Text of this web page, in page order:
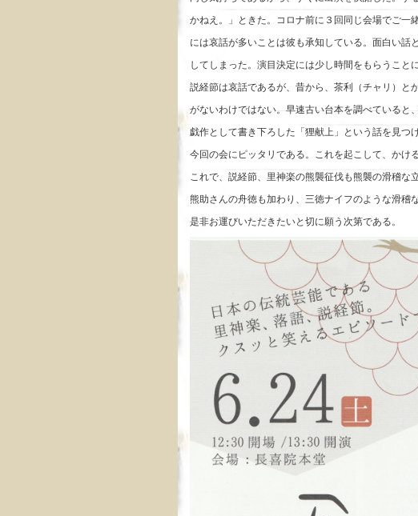
かねえ。」ときた。コロナ前に３回同じ会場でご一
には哀話が多いことは彼も承知している。面白い話
してしまった。演目決定には少し時間をもらうことに
説経節は哀話であるが、昔から、茶利（チャリ）と
がないわけではない。早速古い台本を調べていると
戯作として書き下ろした「狸献上」という話を見つ
今回の会にピッタリである。これを起こして、かけ
これで、説経節、里神楽の熊襲征伐も熊襲の滑稽な
熊助さんの舟徳も加わり、三徳ナイフのような滑稽
是非お運びいただきたいと切に願う次第である。